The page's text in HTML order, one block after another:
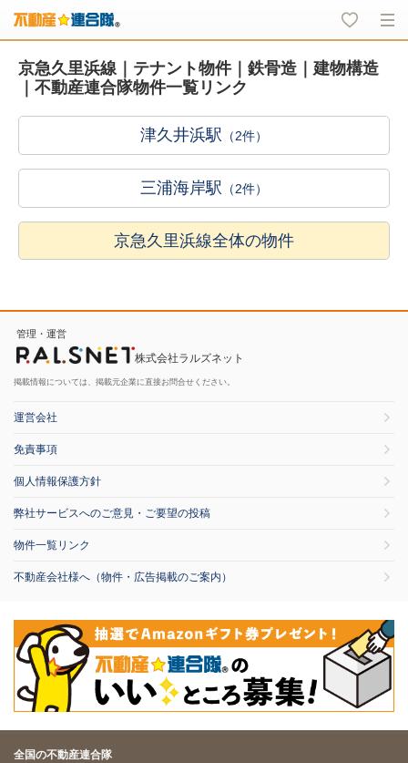
京急久里浜線｜テナント物件｜鉄骨造｜建物構造
｜不動産連合隊物件一覧リンク
津久井浜駅 （2件）
三浦海岸駅 （2件）
京急久里浜線全体の物件
管理・運営
株式会社ラルズネット
掲載情報については、掲載元企業に直接お問合せください。
運営会社
免責事項
個人情報保護方針
弊社サービスへのご意見・ご要望の投稿
物件一覧リンク
不動産会社様へ（物件・広告掲載のご案内）
全国の不動産連合隊